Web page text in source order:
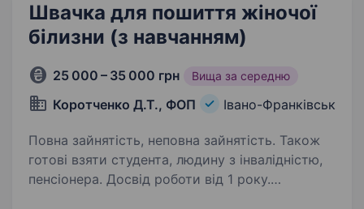
Швачка для пошиття жіночої
білизни (з навчанням)
25 000 – 35 000 грн Вища за середню
Коротченко Д.Т., ФОП Івано-Франківськ
Повна зайнятість, неповна зайнятість. Також
готові взяти студента, людину з інвалідністю,
пенсіонера. Досвід роботи від 1 року.